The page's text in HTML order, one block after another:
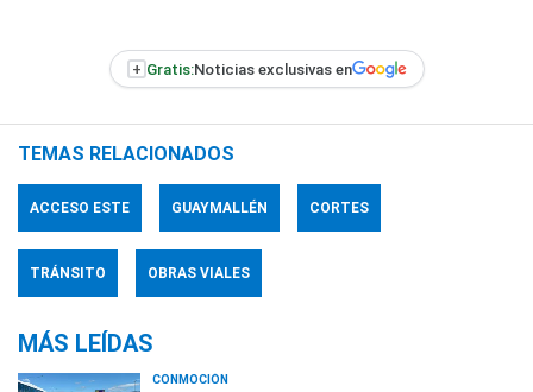
+ Gratis:Noticias exclusivas en
TEMAS RELACIONADOS
ACCESO ESTE GUAYMALLÉN CORTES
TRÁNSITO OBRAS VIALES
MÁS LEÍDAS
CONMOCIÓN